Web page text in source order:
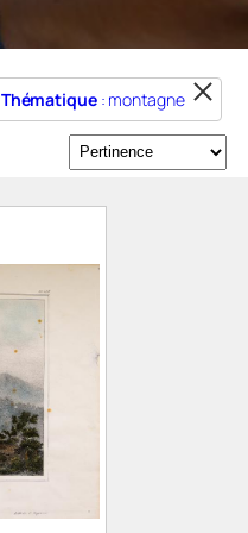
Thématique: montagne